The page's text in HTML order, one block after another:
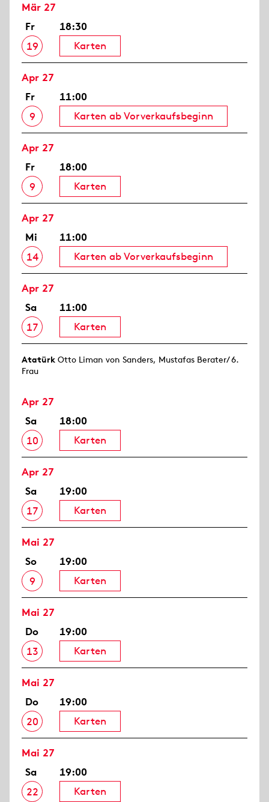
Mär 27
Fr
19
18:30
Karten
Apr 27
Fr
9
11:00
Karten ab Vorverkaufsbeginn
Apr 27
Fr
9
18:00
Karten
Apr 27
Mi
14
11:00
Karten ab Vorverkaufsbeginn
Apr 27
Sa
17
11:00
Karten
Atatürk Otto Liman von Sanders, Mustafas Berater/ 6.
Frau
Apr 27
Sa
10
18:00
Karten
Apr 27
Sa
17
19:00
Karten
Mai 27
So
9
19:00
Karten
Mai 27
Do
13
19:00
Karten
Mai 27
Do
20
19:00
Karten
Mai 27
Sa
22
19:00
Karten